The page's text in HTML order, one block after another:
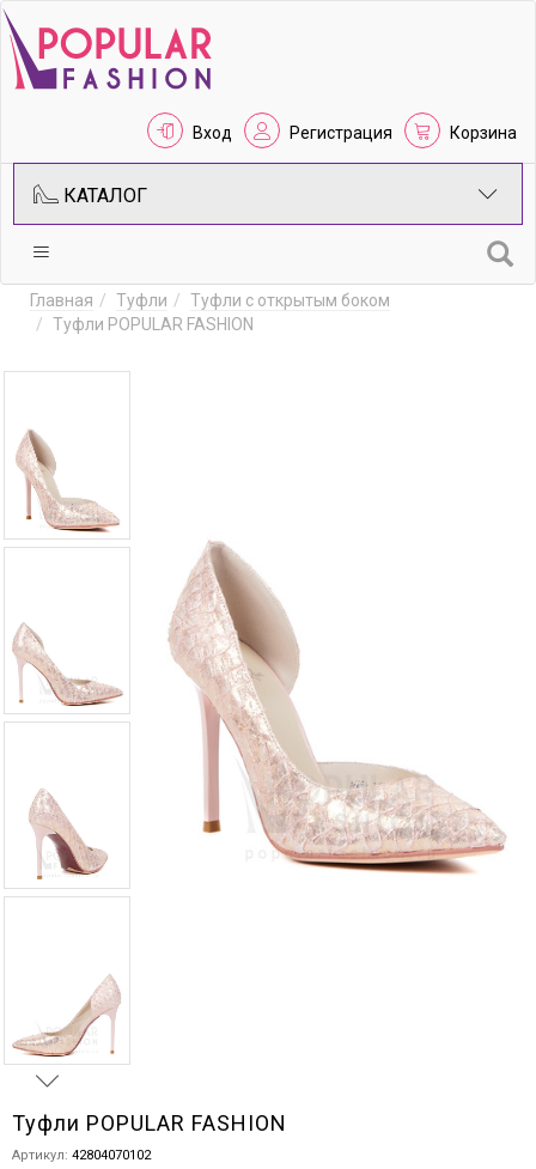
Вход Регистрация Корзина
КАТАЛОГ
Главная Туфли
Туфли с открытым боком
Туфли POPULAR FASHION
Туфли POPULAR FASHION
Артикул: 42804070102